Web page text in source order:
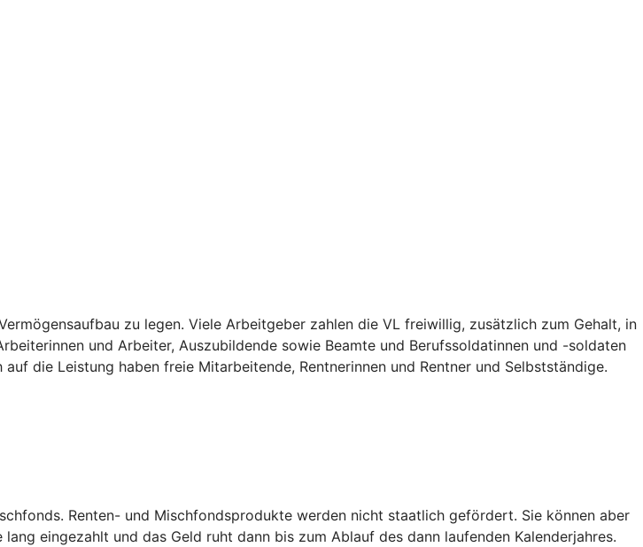
zu legen. Viele Arbeitgeber zahlen die VL freiwillig, zusätzlich zum Gehalt, in
und Arbeiter, Auszubildende sowie Beamte und Berufssoldatinnen und -soldaten
die Leistung haben freie Mitarbeitende, Rentnerinnen und Rentner und Selbstständige.
Renten- und Mischfondsprodukte werden nicht staatlich gefördert. Sie können aber
eingezahlt und das Geld ruht dann bis zum Ablauf des dann laufenden Kalenderjahres.